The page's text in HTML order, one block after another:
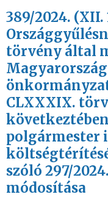
389/2024.
törvény által
CLXXXIX.
polgármester
szóló 297/
módosítása